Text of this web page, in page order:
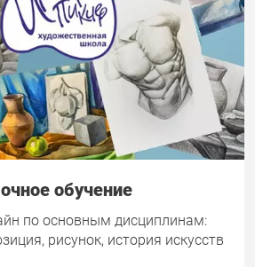
обучение
по основным дисциплинам:
рисунок, история искусств